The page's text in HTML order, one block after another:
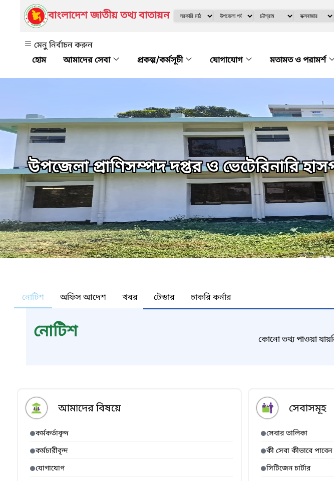
বাংলাদেশ জাতীয় তথ্য বাতায়ন
মেনু নির্বাচন করুন
আমাদের সেবা
প্রকল্প/কর্মসূচী যোগাযোগ মতামত ও পরামর্শ
উপজেলা প্রাণিসম্পদ দপ্তর ও ভেটেরিনারি
নোটিশ অফিস আদেশ খবর টেন্ডার চাকরি কর্নার
নোটিশ কোনো তথ্য পাওয়া
আমাদের বিষয়ে
কর্মকর্তাবৃন্দ
কর্মচারীবৃন্দ
যোগাযোগ
সেবাসমূহ
সেবার তালিকা
কী সেবা কীভাবে পাবেন
সিটিজেন চার্টার